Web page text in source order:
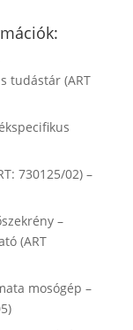
tudástár (ART
730125/02) –
–
(ART
mosógép –